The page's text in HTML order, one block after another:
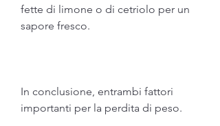
fette di limone o di cetriolo per un
sapore fresco.
In conclusione, entrambi fattori
importanti per la perdita di peso.